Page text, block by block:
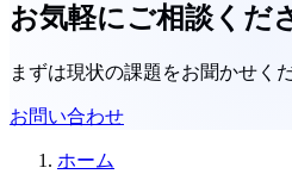
お気軽にご相談くだ
まずは現状の課題をお聞かせくだ
お問い合わせ
ホーム